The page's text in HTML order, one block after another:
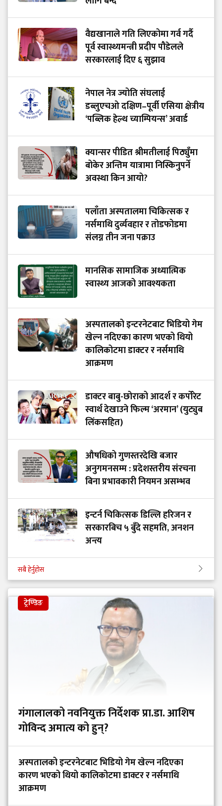
वैद्यखानाले गति लिएकोमा गर्व गर्दै
पूर्व स्वास्थ्यमन्त्री प्रदीप पौडेलले
सरकारलाई दिए ६ सुझाव
नेपाल नेत्र ज्योति संघलाई
डब्लुएचओ दक्षिण–पूर्वी एसिया क्षेत्रीय
‘पब्लिक हेल्थ च्याम्पियन्स’ अवार्ड
क्यान्सर पीडित श्रीमतीलाई पिठ्युँमा
बोकेर अन्तिम यात्रामा निस्किनुपर्ने
अवस्था किन आयो?
पलाँता अस्पतालमा चिकित्सक र
नर्समाथि दुर्व्यवहार र तोडफोडमा
संलग्न तीन जना पक्राउ
मानसिक सामाजिक अध्यात्मिक
स्वास्थ्य आजको आवश्यकता
अस्पतालको इन्टरनेटबाट भिडियो गेम
खेल्न नदिएका कारण भएको थियो
कालिकोटमा डाक्टर र नर्समाथि
आक्रमण
डाक्टर बाबु-छोराको आदर्श र कर्पोरेट
स्वार्थ देखाउने फिल्म ‘अरमान’ (युट्युब
लिंकसहित)
औषधिको गुणस्तरदेखि बजार
अनुगमनसम्म : प्रदेशस्तरीय संरचना
बिना प्रभावकारी नियमन असम्भव
इन्टर्न चिकित्सक डिल्लि हरिजन र
सरकारबिच ५ बुँदे सहमति, अनशन
अन्त्य
सबै हेर्नुहोस
ट्रेण्डिङ
गंगालालको नवनियुक्त निर्देशक प्रा.डा. आशिष
गोविन्द अमात्य को हुन्?
अस्पतालको इन्टरनेटबाट भिडियो गेम खेल्न नदिएका
कारण भएको थियो कालिकोटमा डाक्टर र नर्समाथि
आक्रमण